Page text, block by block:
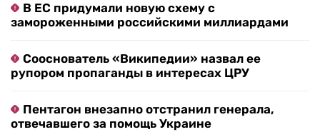
В ЕС придумали новую схему с
замороженными российскими миллиардами
Сооснователь «Википедии» назвал ее
рупором пропаганды в интересах ЦРУ
Пентагон внезапно отстранил генерала,
отвечавшего за помощь Украине